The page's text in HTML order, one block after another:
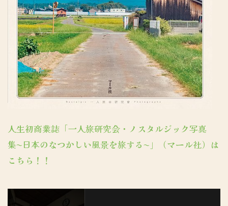
人生初商業誌「一人旅研究会・ノスタルジック写真
集〜日本のなつかしい風景を旅する〜」（マール社）は
こちら！！